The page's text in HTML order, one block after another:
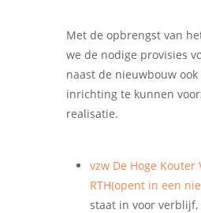
Met de opbrengst van
we de nodige provisies
naast de nieuwbouw
inrichting te kunnen
realisatie.
vzw De Hoge Kouter
RTH(opent in een
staat in voor verblijf,